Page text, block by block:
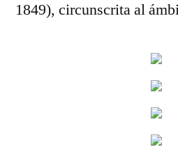
1849), circunscrita al